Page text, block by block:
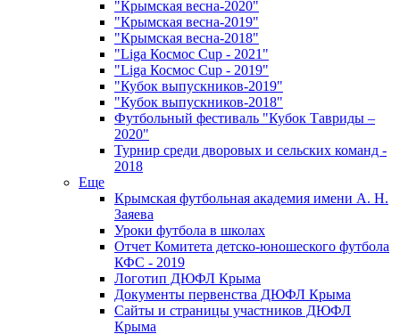
"Крымская весна-2020"
"Крымская весна-2019"
"Крымская весна-2018"
"Liga Космос Cup - 2021"
"Liga Космос Cup - 2019"
"Кубок выпускников-2019"
"Кубок выпускников-2018"
Футбольный фестиваль "Кубок Тавриды –
2020"
Турнир среди дворовых и сельских команд -
2018
Еще
Крымская футбольная академия имени А. Н.
Заяева
Уроки футбола в школах
Отчет Комитета детско-юношеского футбола
КФС - 2019
Логотип ДЮФЛ Крыма
Документы первенства ДЮФЛ Крыма
Сайты и страницы участников ДЮФЛ
Крыма